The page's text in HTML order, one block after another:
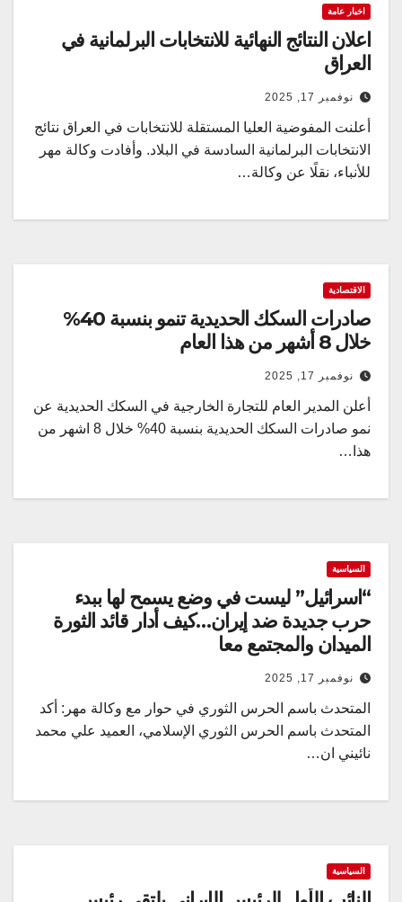
اخبار عامة
اعلان النتائج النهائية للانتخابات البرلمانية في
العراق
نوفمبر 17, 2025
أعلنت المفوضية العليا المستقلة للانتخابات في العراق نتائج
الانتخابات البرلمانية السادسة في البلاد. وأفادت وكالة مهر
للأنباء، نقلًا عن وكالة…
الاقتصادية
صادرات السكك الحديدية تنمو بنسبة 40%
خلال 8 أشهر من هذا العام
نوفمبر 17, 2025
أعلن المدير العام للتجارة الخارجية في السكك الحديدية عن
نمو صادرات السكك الحديدية بنسبة 40% خلال 8 اشهر من
هذا…
السياسية
“اسرائيل” ليست في وضع يسمح لها ببدء
حرب جديدة ضد إيران…كيف أدار قائد الثورة
الميدان والمجتمع معا
نوفمبر 17, 2025
المتحدث باسم الحرس الثوري في حوار مع وكالة مهر: أكد
المتحدث باسم الحرس الثوري الإسلامي، العميد علي محمد
نائيني ان…
السياسية